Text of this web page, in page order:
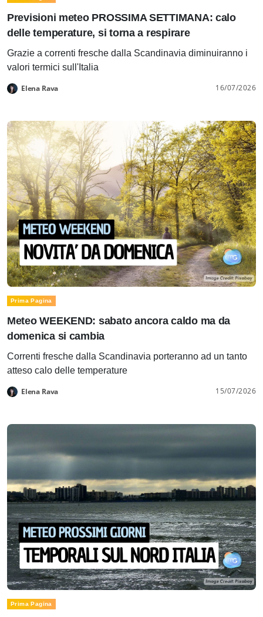
Previsioni meteo PROSSIMA SETTIMANA: calo
delle temperature, si torna a respirare
Grazie a correnti fresche dalla Scandinavia diminuiranno i
valori termici sull'Italia
Elena Rava 16/07/2026
Prima Pagina
Meteo WEEKEND: sabato ancora caldo ma da
domenica si cambia
Correnti fresche dalla Scandinavia porteranno ad un tanto
atteso calo delle temperature
Elena Rava 15/07/2026
Prima Pagina